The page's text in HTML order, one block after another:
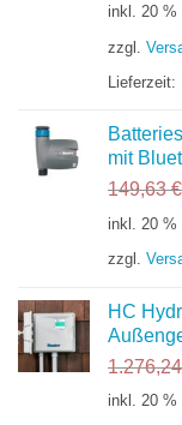
inkl. 20 %
zzgl.
Lieferzeit:
mit
149,63€
inkl. 20 %
zzgl.
HC
inkl. 20 %